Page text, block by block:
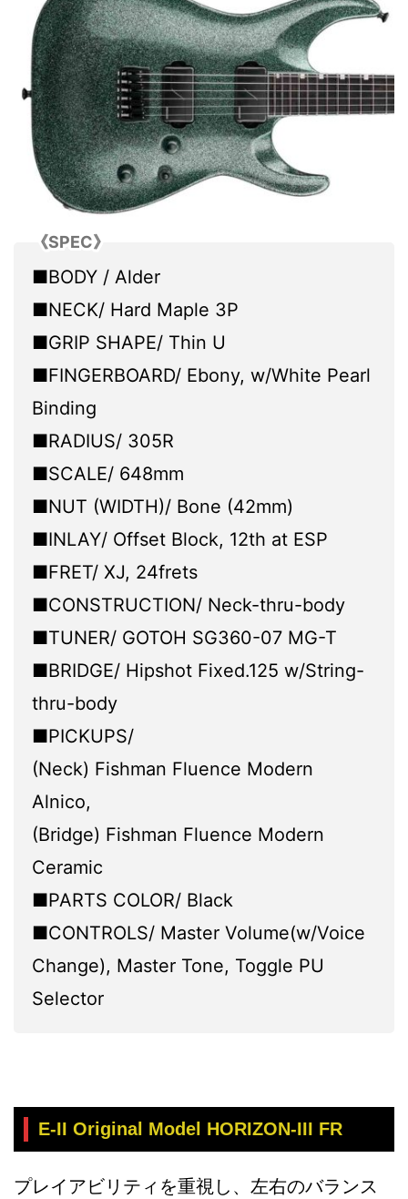
《SPEC》
■BODY / Alder
■NECK/ Hard Maple 3P
■GRIP SHAPE/ Thin U
■FINGERBOARD/ Ebony, w/White Pearl
Binding
■RADIUS/ 305R
■SCALE/ 648mm
■NUT (WIDTH)/ Bone (42mm)
■INLAY/ Offset Block, 12th at ESP
■FRET/ XJ, 24frets
■CONSTRUCTION/ Neck-thru-body
■TUNER/ GOTOH SG360-07 MG-T
■BRIDGE/ Hipshot Fixed.125 w/String-
thru-body
■PICKUPS/
(Neck) Fishman Fluence Modern
Alnico,
(Bridge) Fishman Fluence Modern
Ceramic
■PARTS COLOR/ Black
■CONTROLS/ Master Volume(w/Voice
Change), Master Tone, Toggle PU
Selector
E-II Original Model HORIZON-III FR
プレイアビリティを重視し、左右のバランス